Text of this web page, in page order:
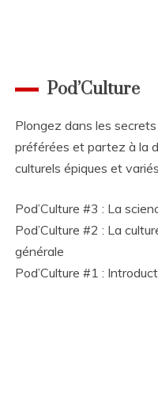
Pod’Culture
Plongez dans les
préférées et partez à la
culturels épiques et
Pod’Culture #3 : La
Pod’Culture #2 : La
générale
Pod’Culture #1 :